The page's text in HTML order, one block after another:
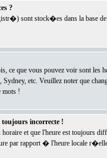
?
sont stock�es dans la base
ce que vous pouvez voir sont
etc. Veuillez noter que
mots !
incorrecte !
et que l'heure est
par rapport � l'heure locale